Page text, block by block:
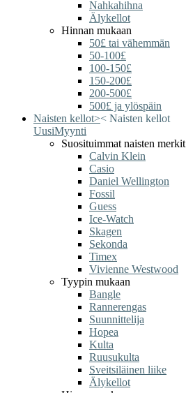
Nahkahihna
Älykellot
Hinnan mukaan
50£ tai vähemmän
50-100£
100-150£
150-200£
200-500£
500£ ja ylöspäin
Naisten kellot>< Naisten kellot
UusiMyynti
Suosituimmat naisten merkit
Calvin Klein
Casio
Daniel Wellington
Fossil
Guess
Ice-Watch
Skagen
Sekonda
Timex
Vivienne Westwood
Tyypin mukaan
Bangle
Rannerengas
Suunnittelija
Hopea
Kulta
Ruusukulta
Sveitsiläinen liike
Älykellot